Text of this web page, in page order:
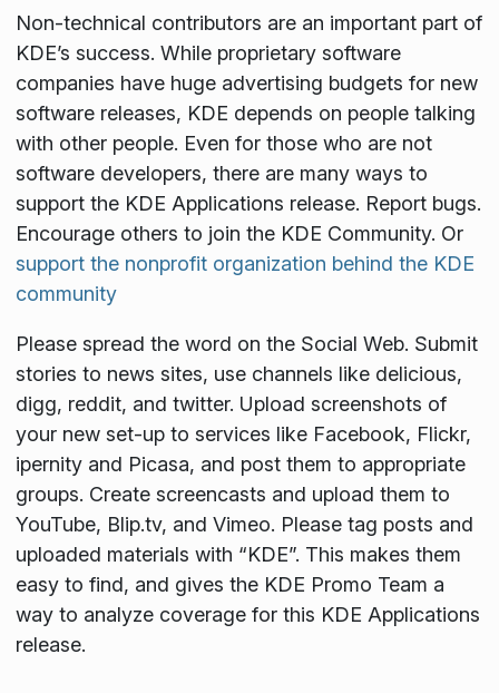
Non-technical contributors are an important part of
KDE’s success. While proprietary software
companies have huge advertising budgets for new
software releases, KDE depends on people talking
with other people. Even for those who are not
software developers, there are many ways to
support the KDE Applications release. Report bugs.
Encourage others to join the KDE Community. Or
support the nonprofit organization behind the KDE
community
Please spread the word on the Social Web. Submit
stories to news sites, use channels like delicious,
digg, reddit, and twitter. Upload screenshots of
your new set-up to services like Facebook, Flickr,
ipernity and Picasa, and post them to appropriate
groups. Create screencasts and upload them to
YouTube, Blip.tv, and Vimeo. Please tag posts and
uploaded materials with “KDE”. This makes them
easy to find, and gives the KDE Promo Team a
way to analyze coverage for this KDE Applications
release.